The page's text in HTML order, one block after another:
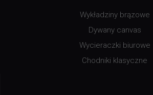
Wykładziny brązowe
Dywany canvas
Wycieraczki biurowe
Chodniki klasyczne